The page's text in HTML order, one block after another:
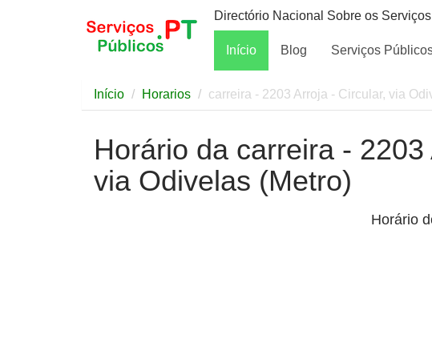
Directório Nacional Sobre os
Início Blog Serviços
Início Horarios carreira - 2203 Arroja - Circular, via
Horário da carreira -
via Odivelas (Metro)
Horário